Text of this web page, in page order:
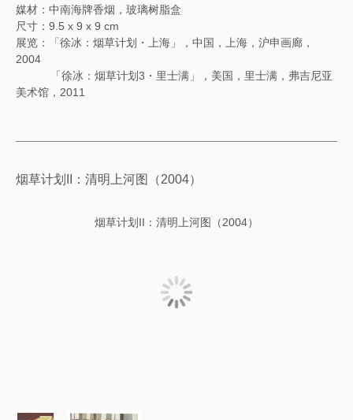
媒材：中南海牌香烟，玻璃树脂盒
尺寸：9.5 x 9 x 9 cm
展览：「徐冰：烟草计划・上海」，中国，上海，沪申画廊，
2004
「徐冰：烟草计划3・里士满」，美国，里士满，弗吉尼亚
美术馆，2011
烟草计划II：清明上河图（2004）
烟草计划II：清明上河图（2004）